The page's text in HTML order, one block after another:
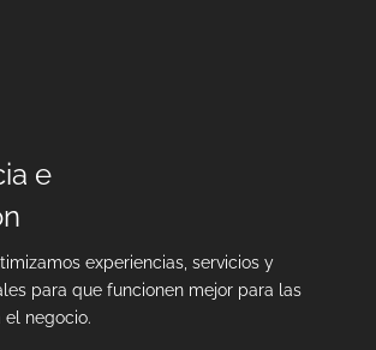
e
experiencias, servicios y
para que funcionen mejor para las
el negocio.